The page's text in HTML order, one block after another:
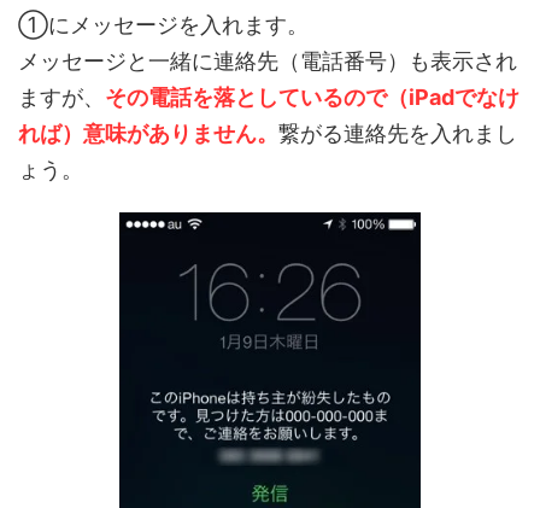
①にメッセージを入れます。
メッセージと一緒に連絡先（電話番号）も表示され
ますが、 その電話を落としているので（iPadでなけ
れば）意味がありません。 繋がる連絡先を入れまし
ょう。